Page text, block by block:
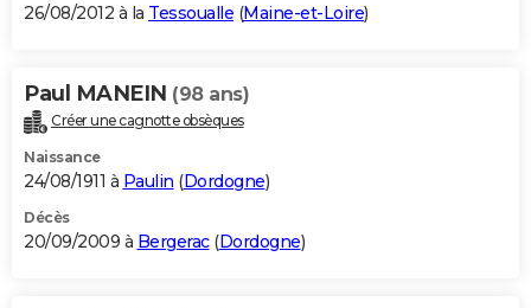
26/08/2012 à la Tessoualle (Maine-et-Loire)
Paul MANEIN (98 ans)
Créer une cagnotte obsèques
Naissance
24/08/1911 à Paulin (Dordogne)
Décès
20/09/2009 à Bergerac(Dordogne)